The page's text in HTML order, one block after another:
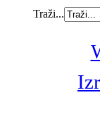
Traži...